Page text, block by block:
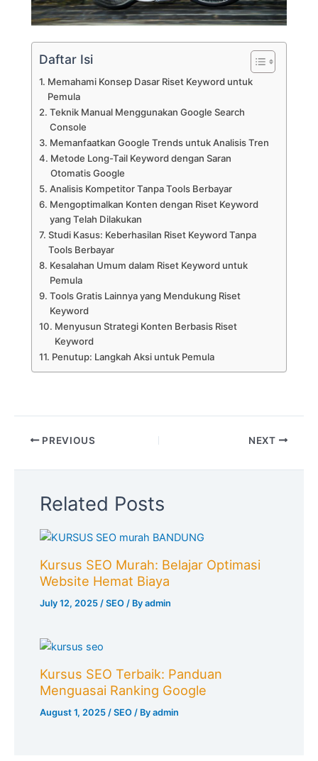
Daftar Isi
Memahami Konsep Dasar Riset Keyword untuk
Pemula
Teknik Manual Menggunakan Google Search
Console
Memanfaatkan Google Trends untuk Analisis Tren
Metode Long-Tail Keyword dengan Saran
Otomatis Google
Analisis Kompetitor Tanpa Tools Berbayar
Mengoptimalkan Konten dengan Riset Keyword
yang Telah Dilakukan
Studi Kasus: Keberhasilan Riset Keyword Tanpa
Tools Berbayar
Kesalahan Umum dalam Riset Keyword untuk
Pemula
Tools Gratis Lainnya yang Mendukung Riset
Keyword
Menyusun Strategi Konten Berbasis Riset
Keyword
Penutup: Langkah Aksi untuk Pemula
PREVIOUS NEXT
Related Posts
Kursus SEO Murah: Belajar Optimasi
Website Hemat Biaya
July 12, 2025 /SEO / Byadmin
Kursus SEO Terbaik: Panduan
Menguasai Ranking Google
August 1, 2025 /SEO / Byadmin